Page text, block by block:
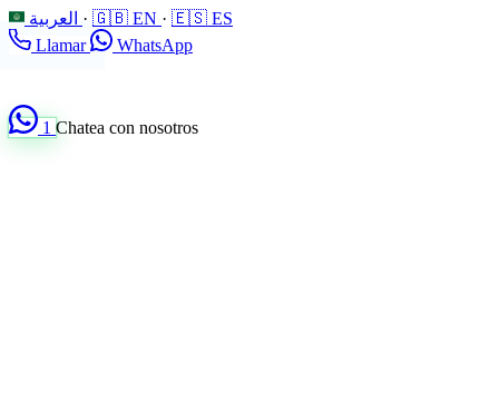
· 🇬🇧 EN · 🇪🇸 ES
Llamar
WhatsApp
1 Chatea con nosotros